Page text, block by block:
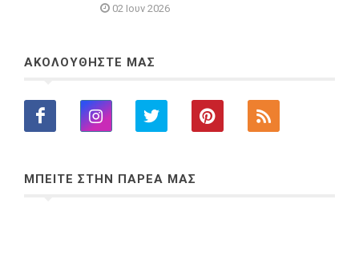
02 Ιουν 2026
ΑΚΟΛΟΥΘΗΣΤΕ ΜΑΣ
ΜΠΕΙΤΕ ΣΤΗΝ ΠΑΡΕΑ ΜΑΣ